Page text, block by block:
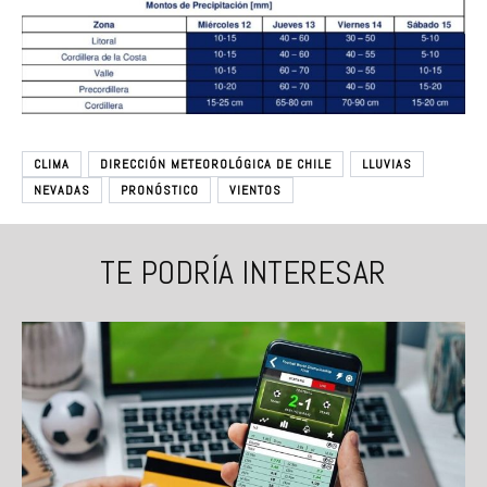
CLIMA DIRECCIÓN METEOROLÓGICA DE CHILE
LLUVIAS
NEVADAS
PRONÓSTICO VIENTOS
TE PODRÍA INTERESAR